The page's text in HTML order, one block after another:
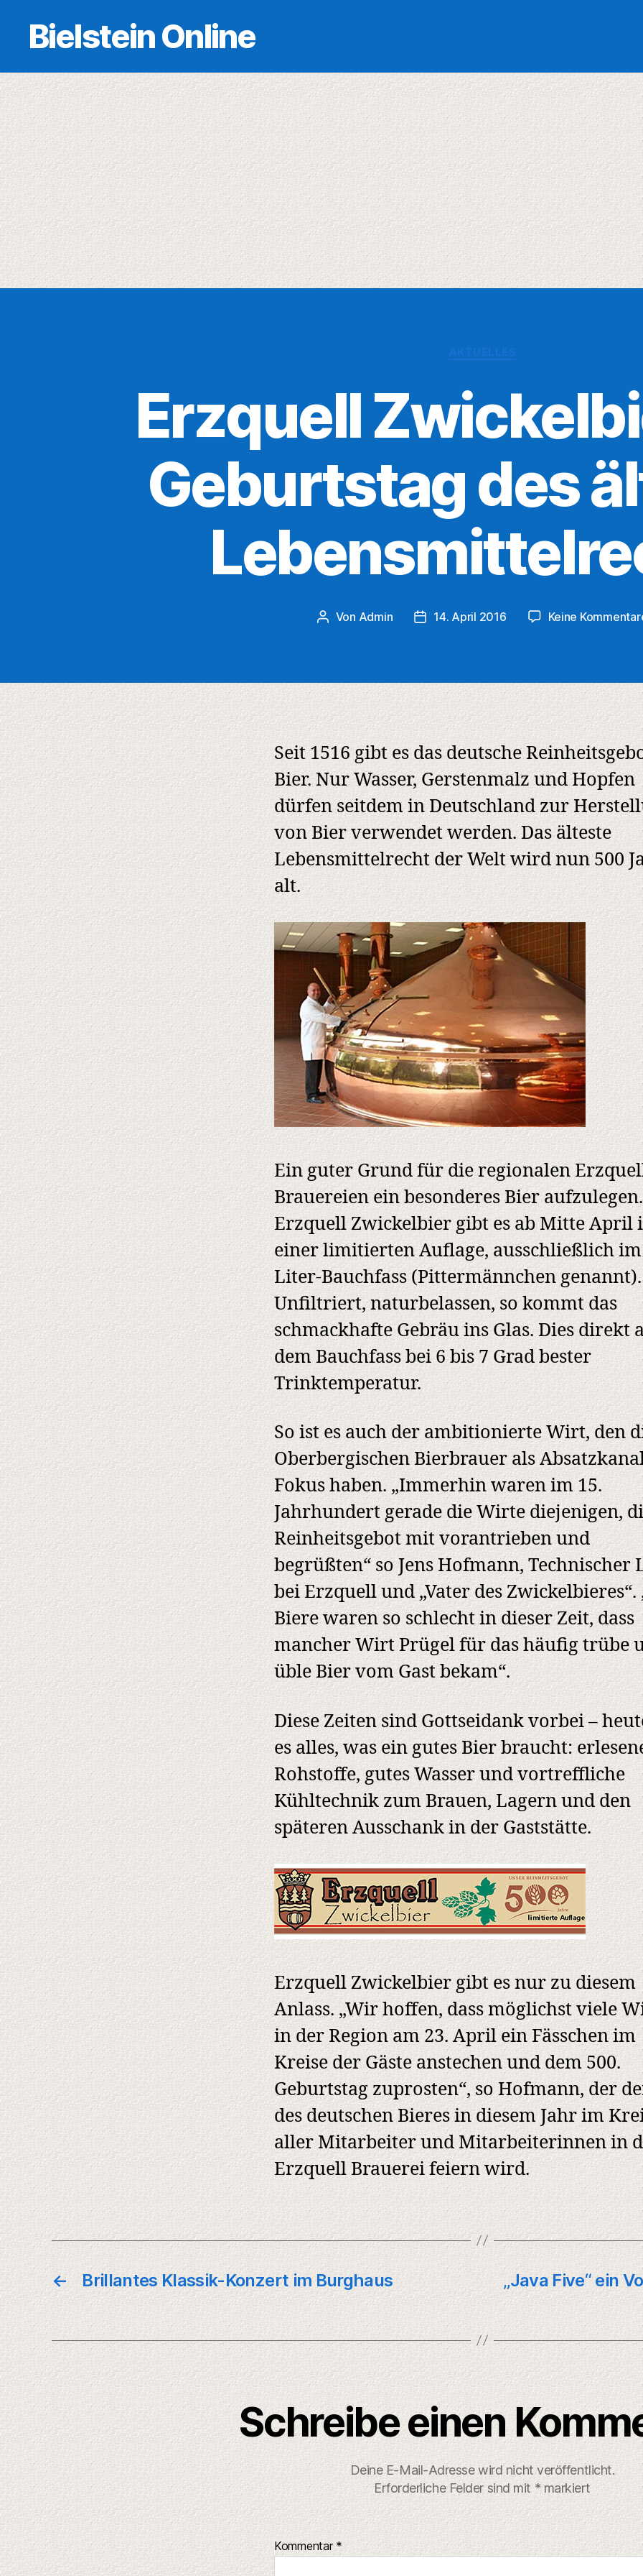
Bielstein Online
Erzquell
Geburtstag des
Beitragsautor
Von Admin Veröffentlichungsdatum
14. April 2016 Keine
Seit 1516 gibt es das deutsche
Bier. Nur Wasser, Gerstenmalz und Hopfen
dürfen seitdem in Deutschland zur
von Bier verwendet werden. Das älteste
Lebensmittelrecht der Welt wird nun 500
alt.
Ein guter Grund für die regionalen
Brauereien ein besonderes Bier aufzulegen.
Erzquell Zwickelbier gibt es ab Mitte April
einer limitierten Auflage, ausschließlich im
Liter-Bauchfass (Pittermännchen genannt).
Unfiltriert, naturbelassen, so kommt das
schmackhafte Gebräu ins Glas. Dies direkt
dem Bauchfass bei 6 bis 7 Grad bester
Trinktemperatur.
So ist es auch der ambitionierte Wirt, den
Oberbergischen Bierbrauer als
Fokus haben. „Immerhin waren im 15.
Jahrhundert gerade die Wirte diejenigen,
Reinheitsgebot mit vorantrieben und
begrüßten“ so Jens Hofmann, Technischer
bei Erzquell und „Vater des Zwickelbieres“.
Biere waren so schlecht in dieser Zeit, dass
mancher Wirt Prügel für das häufig trübe
üble Bier vom Gast bekam“.
Diese Zeiten sind Gottseidank vorbei –
es alles, was ein gutes Bier braucht:
Rohstoffe, gutes Wasser und vortreffliche
Kühltechnik zum Brauen, Lagern und den
späteren Ausschank in der Gaststätte.
Erzquell Zwickelbier gibt es nur zu diesem
Anlass. „Wir hoffen, dass möglichst viele
in der Region am 23. April ein Fässchen im
Kreise der Gäste anstechen und dem 500.
Geburtstag zuprosten“, so Hofmann, der
des deutschen Bieres in diesem Jahr im
aller Mitarbeiter und Mitarbeiterinnen in
Erzquell Brauerei feiern wird.
← Brillantes Klassik-Konzert im Burghaus
„Java Five“ ein
Schreibe einen
Deine E-Mail-Adresse wird nicht veröffentlicht.
Erforderliche Felder sind mit *markiert
Kommentar *